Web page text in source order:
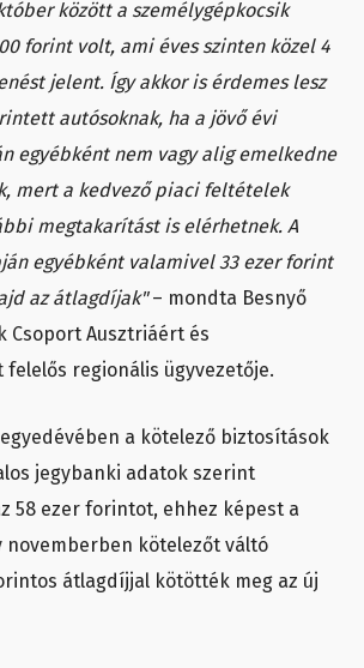
között a személygépkocsik
forint volt, ami éves szinten közel 4
jelent. Így akkor is érdemes lesz
autósoknak, ha a jövő évi
egyébként nem vagy alig emelkedne
mert a kedvező piaci feltételek
megtakarítást is elérhetnek. A
egyébként valamivel 33 ezer forint
az átlagdíjak"– mondta Besnyő
Csoport Ausztriáért és
felelős regionális ügyvezetője.
a kötelező biztosítások
jegybanki adatok szerint
58 ezer forintot, ehhez képest a
novemberben kötelezőt váltó
átlagdíjjal kötötték meg az új